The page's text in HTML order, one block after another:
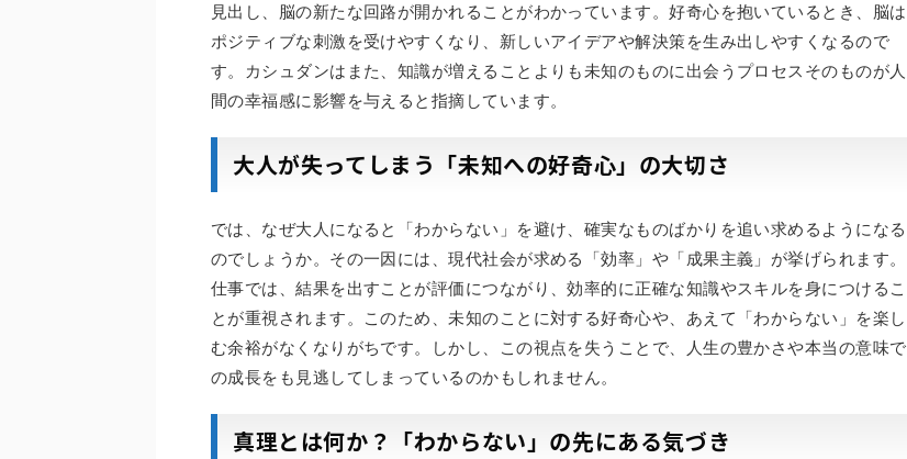
見出し、脳の新たな回路が開かれることがわかっています。好奇心を抱いているとき、脳は
ポジティブな刺激を受けやすくなり、新しいアイデアや解決策を生み出しやすくなるので
す。カシュダンはまた、知識が増えることよりも未知のものに出会うプロセスそのものが人
間の幸福感に影響を与えると指摘しています。
大人が失ってしまう「未知への好奇心」の大切さ
では、なぜ大人になると「わからない」を避け、確実なものばかりを追い求めるようになる
のでしょうか。その一因には、現代社会が求める「効率」や「成果主義」が挙げられます。
仕事では、結果を出すことが評価につながり、効率的に正確な知識やスキルを身につけるこ
とが重視されます。このため、未知のことに対する好奇心や、あえて「わからない」を楽し
む余裕がなくなりがちです。しかし、この視点を失うことで、人生の豊かさや本当の意味で
の成長をも見逃してしまっているのかもしれません。
真理とは何か？「わからない」の先にある気づき